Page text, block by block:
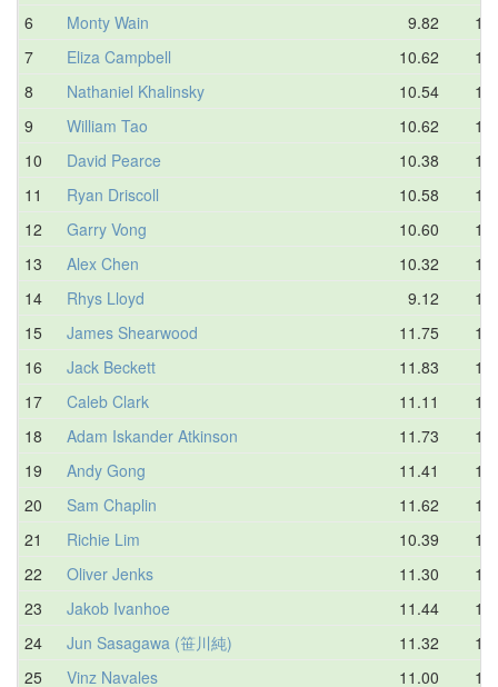
6
Monty Wain 9.82
7
Eliza Campbell 10.62
8
Nathaniel Khalinsky 10.54
9
William Tao 10.62
10
David Pearce 10.38
11
Ryan Driscoll 10.58
12
Garry Vong 10.60
13
Alex Chen 10.32
14
Rhys Lloyd 9.12
15
James Shearwood 11.75
16
Jack Beckett 11.83
17
Caleb Clark 11.11
18
Adam Iskander Atkinson 11.73
19
Andy Gong 11.41
20
Sam Chaplin 11.62
21
Richie Lim 10.39
22
Oliver Jenks 11.30
23
Jakob Ivanhoe 11.44
24
Jun Sasagawa (笹川純) 11.32
25
Vinz Navales 11.00